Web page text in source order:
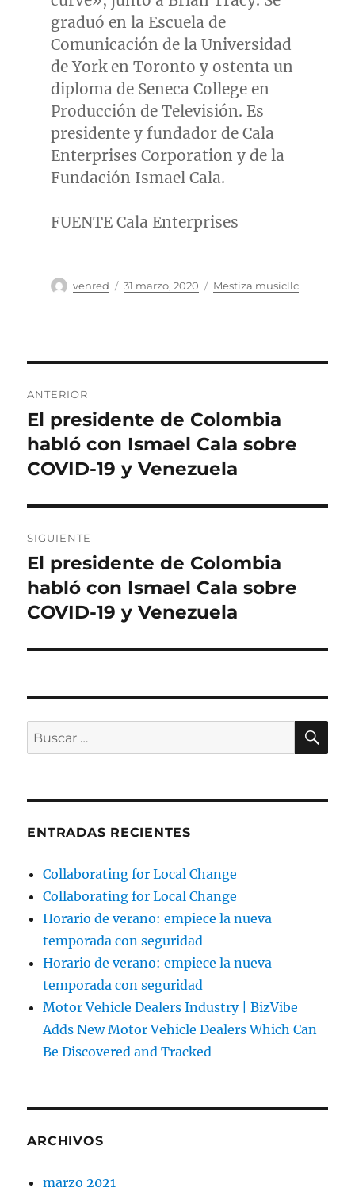
graduó en la Escuela de
Comunicación de la Universidad
deYorken Toronto y ostenta un
diploma de Seneca Collegeen
Producción de Televisión. Es
presidente y fundador de Cala
Enterprises Corporation y de la
Fundación Ismael Cala.
FUENTE Cala Enterprises
Autor
venred
Publicado
31 marzo, 2020 Categorías
Mestiza musicllc
de
entradas
ANTERIOR
Entrada
anterior:
El presidente de Colombia
habló con Ismael Cala sobre
COVID-19 y Venezuela
SIGUIENTE
Entrada
siguiente:
El presidente de Colombia
habló con Ismael Cala sobre
COVID-19 y Venezuela
Buscar
por:
ENTRADAS RECIENTES
Collaborating for Local Change
Collaborating for Local Change
Horario de verano: empiece la nueva
temporada con seguridad
Horario de verano: empiece la nueva
temporada con seguridad
Motor Vehicle Dealers Industry | BizVibe
Adds New Motor Vehicle Dealers Which Can
Be Discovered and Tracked
ARCHIVOS
marzo 2021